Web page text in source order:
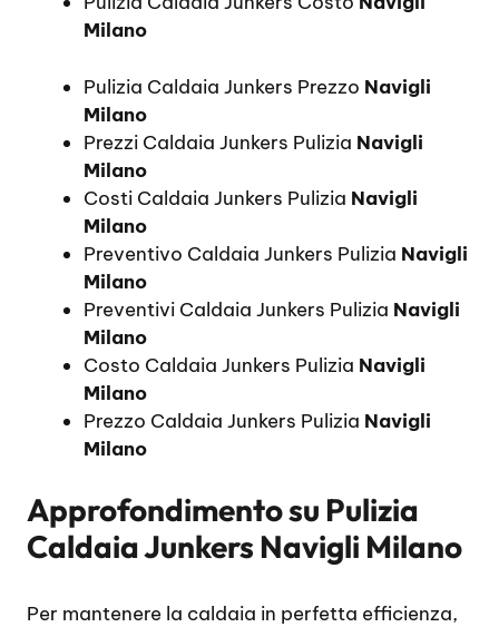
Milano
Pulizia Caldaia Junkers Prezzo Navigli
Milano
Prezzi Caldaia Junkers Pulizia Navigli
Milano
Costi Caldaia Junkers Pulizia Navigli
Milano
Preventivo Caldaia Junkers Pulizia Navigli
Milano
Preventivi Caldaia Junkers Pulizia Navigli
Milano
Costo Caldaia Junkers Pulizia Navigli
Milano
Prezzo Caldaia Junkers Pulizia Navigli
Milano
Approfondimento su Pulizia
Caldaia Junkers Navigli Milano
Per mantenere la caldaia in perfetta efficienza,